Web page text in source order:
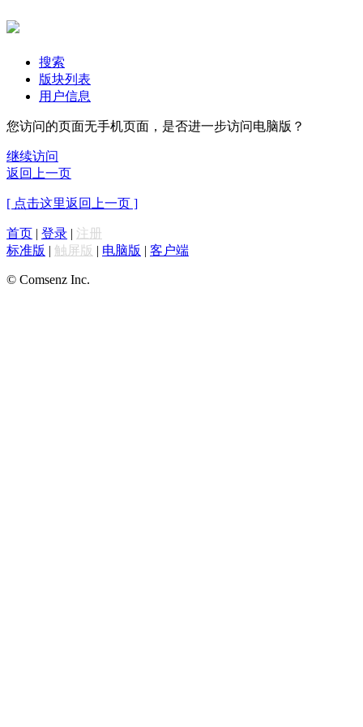
搜索
版块列表
用户信息
您访问的页面无手机页面，是否进一步访问电脑版？
继续访问
返回上一页
[ 点击这里返回上一页 ]
首页 | 登录 | 注册
标准版 | 触屏版 | 电脑版 | 客户端
© Comsenz Inc.